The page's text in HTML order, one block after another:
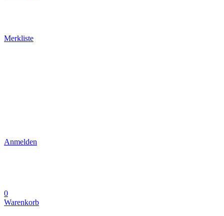
Merkliste
Anmelden
0
Warenkorb